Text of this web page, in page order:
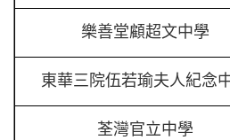
樂善堂顧超文中學
東華三院伍若瑜夫人紀念
荃灣官立中學